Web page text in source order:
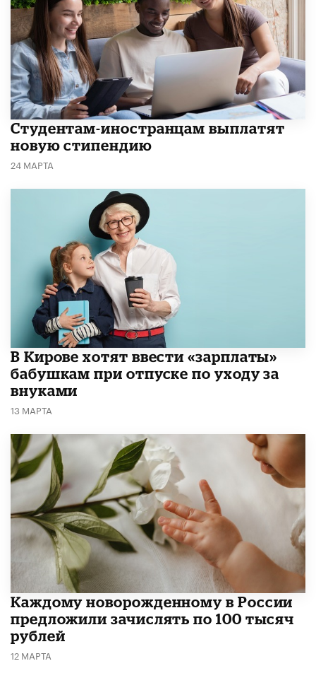
Студентам-иностранцам выплатят
новую стипендию
24 МАРТА
В Кирове хотят ввести «зарплаты»
бабушкам при отпуске по уходу за
внуками
13 МАРТА
Каждому новорожденному в России
предложили зачислять по 100 тысяч
рублей
12 МАРТА